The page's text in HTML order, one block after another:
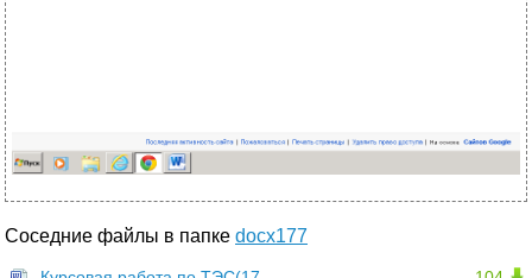
Соседние файлы в папке docx177